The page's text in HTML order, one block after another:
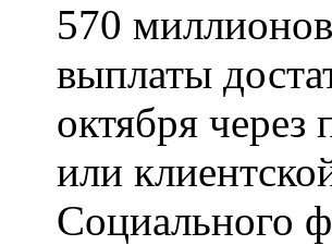
570
выплаты
октября
или
Социального